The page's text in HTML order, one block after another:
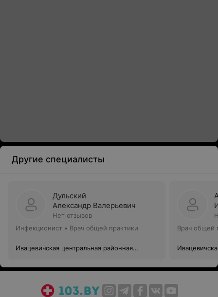
Другие специалисты
Дульский
Александр Валерьевич
Нет отзывов
Инфекционист • Врач общей практики
Ивацевичская центральная районная
Врач общей